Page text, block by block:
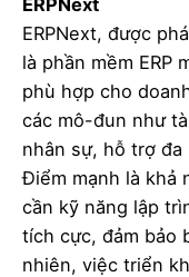
ERPNext, được
là phần mềm ERP
phù hợp cho
các mô-đun như
nhân sự, hỗ trợ đa
Điểm mạnh là khả
cần kỹ năng lập
tích cực, đảm bảo
nhiên, việc triển